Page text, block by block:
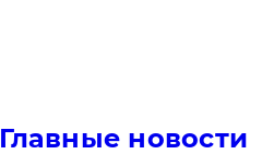
Главные новости